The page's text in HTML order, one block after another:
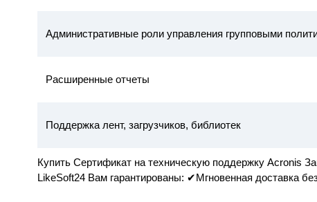
Административные роли управления групповыми
Расширенные отчеты
Поддержка лент, загрузчиков, библиотек
Купить Сертификат на техническую поддержку Acronis
LikeSoft24 Вам гарантированы: ✔Мгновенная доставка